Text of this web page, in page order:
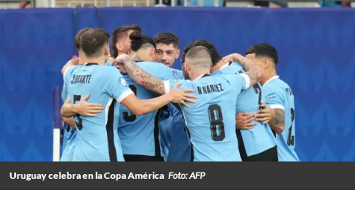
Uruguay celebra en la Copa América Foto: AFP